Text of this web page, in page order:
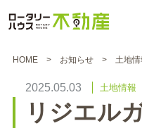
HOME お知らせ 土地情
2025.05.03 土地情報
リジエル